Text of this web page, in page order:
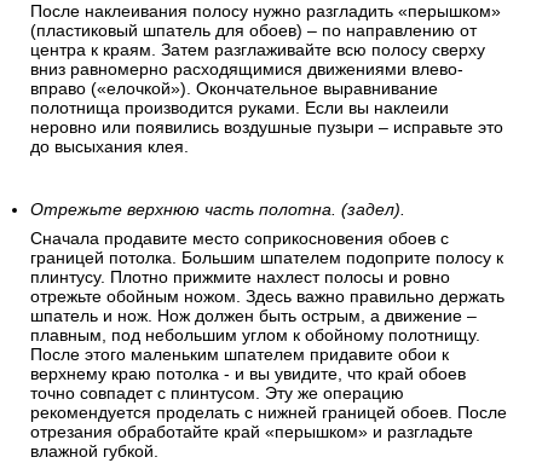
После наклеивания полосу нужно разгладить «перышком»
(пластиковый шпатель для обоев) – по направлению от
центра к краям. Затем разглаживайте всю полосу сверху
вниз равномерно расходящимися движениями влево-
вправо («елочкой»). Окончательное выравнивание
полотнища производится руками. Если вы наклеили
неровно или появились воздушные пузыри – исправьте это
до высыхания клея.
Отрежьте верхнюю часть полотна. (задел).
Сначала продавите место соприкосновения обоев с
границей потолка. Большим шпателем подоприте полосу к
плинтусу. Плотно прижмите нахлест полосы и ровно
отрежьте обойным ножом. Здесь важно правильно держать
шпатель и нож. Нож должен быть острым, а движение –
плавным, под небольшим углом к обойному полотнищу.
После этого маленьким шпателем придавите обои к
верхнему краю потолка - и вы увидите, что край обоев
точно совпадет с плинтусом. Эту же операцию
рекомендуется проделать с нижней границей обоев. После
отрезания обработайте край «перышком» и разгладьте
влажной губкой.